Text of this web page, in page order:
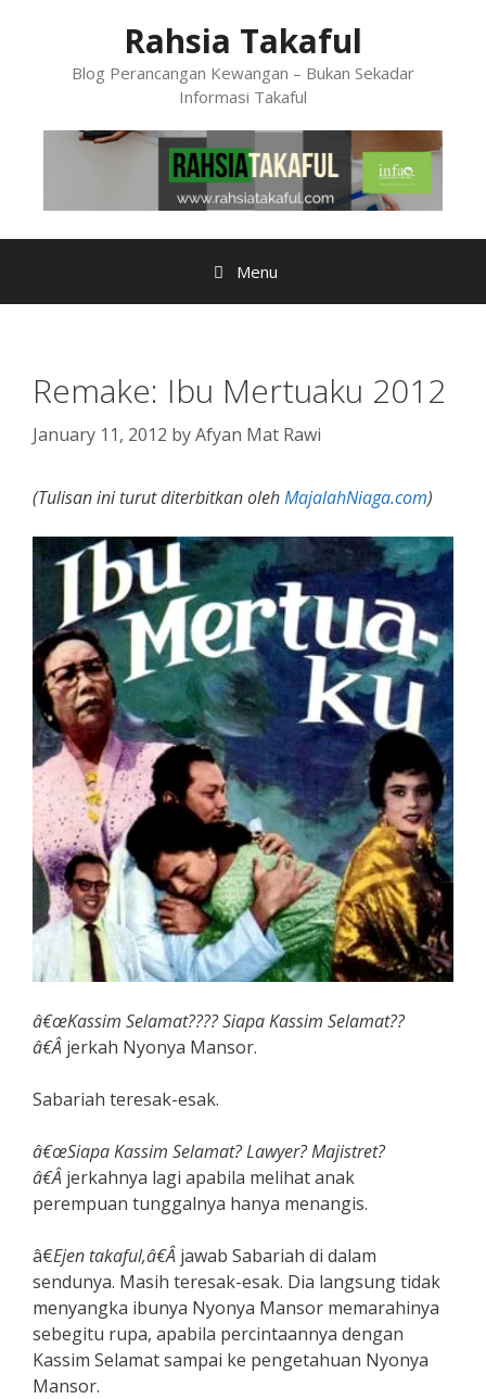
Rahsia Takaful
Blog Perancangan Kewangan – Bukan Sekadar
Informasi Takaful
Menu
Remake: Ibu Mertuaku 2012
January 11, 2012 byAfyan Mat Rawi
(Tulisan ini turut diterbitkan olehMajalahNiaga.com)
â€œKassim Selamat???? Siapa Kassim Selamat??
â€Â jerkah Nyonya Mansor.
Sabariah teresak-esak.
â€œSiapa Kassim Selamat? Lawyer? Majistret?
â€Â jerkahnya lagi apabila melihat anak
perempuan tunggalnya hanya menangis.
â€Ejen takaful,â€Â jawab Sabariah di dalam
sendunya. Masih teresak-esak. Dia langsung tidak
menyangka ibunya Nyonya Mansor memarahinya
sebegitu rupa, apabila percintaannya dengan
Kassim Selamat sampai ke pengetahuan Nyonya
Mansor.